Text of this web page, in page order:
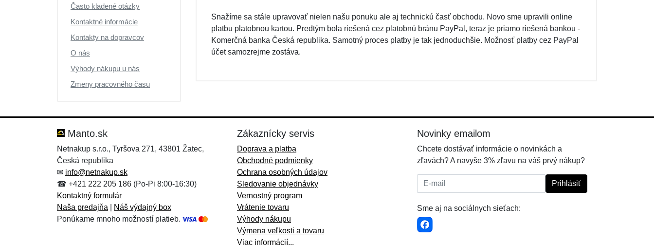
Často kladené otázky
Kontaktné informácie
Kontakty na dopravcov
O nás
Výhody nákupu u nás
Zmeny pracovného času
Snažíme sa stále upravovať nielen našu ponuku ale aj technickú časť obchodu. Novo sme upravili online
platbu platobnou kartou. Predtým bola riešená cez platobnú bránu PayPal, teraz je priamo riešená bankou -
Komerčná banka Česká republika. Samotný proces platby je tak jednoduchšie. Možnosť platby cez PayPal
účet samozrejme zostáva.
Manto.sk
Netnakup s.r.o., Tyršova 271, 43801 Žatec,
Česká republika
✉ info@netnakup.sk
☎ +421 222 205 186 (Po-Pi 8:00-16:30)
Kontaktný formulár
Naša predajňa
Náš výdajný box
Ponúkame mnoho možností platieb.
Zákaznícky servis
Doprava a platba
Obchodné podmienky
Ochrana osobných údajov
Sledovanie objednávky
Vernostný program
Vrátenie tovaru
Výhody nákupu
Výmena veľkosti a tovaru
Viac informácií...
Novinky emailom
Chcete dostávať informácie o novinkách a
zľavách? A navyše 3% zľavu na váš prvý nákup?
E-mail: Prihlásiť
Sme aj na sociálnych sieťach: